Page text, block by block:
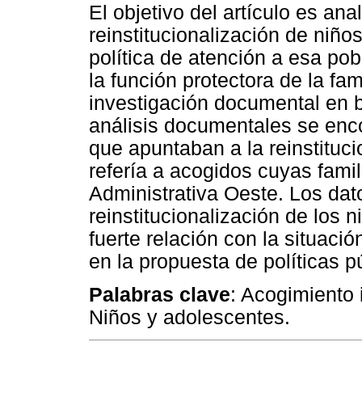
El objetivo del artículo es
reinstitucionalización de
política de atención a esa
la función protectora de la
investigación documental en
análisis documentales se
que apuntaban a la
refería a acogidos cuyas
Administrativa Oeste. Los
reinstitucionalización de los
fuerte relación con la
en la propuesta de políticas
Palabras clave:
Niños y adolescentes.